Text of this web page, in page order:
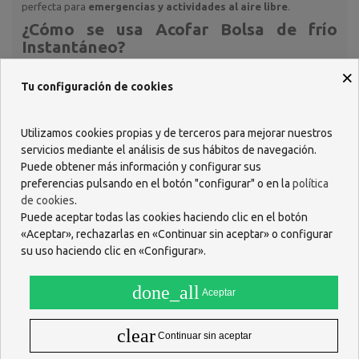
perfecta para emergencias y actividades al aire libre
¿Cómo se usa Acofar Bolsa de frío
Instantáneo?
máximo beneficio de laterapia fría
Agita bien la bolsa para que los componentes se mezclen y
se genere el frío.
Envuelve la bolsa en una toalla o paño suave
aplicarla sobre la piel, evitando el contacto directo.
Aplica sobre la zona afectada durante un máximo de
minutospara evitar quemaduras por frío.
Acofar Bolsa de frío Instantáneoes de un solo uso, por lo que
debe desecharse una vez utilizada. No requiere refrigeración
¿Qué beneficios tiene su uso?
El uso deAcofar Bolsa de frío Instantáneoofrece múltiples
beneficios terapéuticos y prácticos:
×
Tu configuración de cookies
Utilizamos cookies propias y de terceros para mejorar nuestros
servicios mediante el análisis de sus hábitos de navegación.
Puede obtener más información y configurar sus
preferencias pulsando en el botón "configurar" o en la política
de cookies.
Puede aceptar todas las cookies haciendo clic en el botón
«Aceptar», rechazarlas en «Continuar sin aceptar» o configurar
su uso haciendo clic en «Configurar».
done_all Aceptar
clear Continuar sin aceptar